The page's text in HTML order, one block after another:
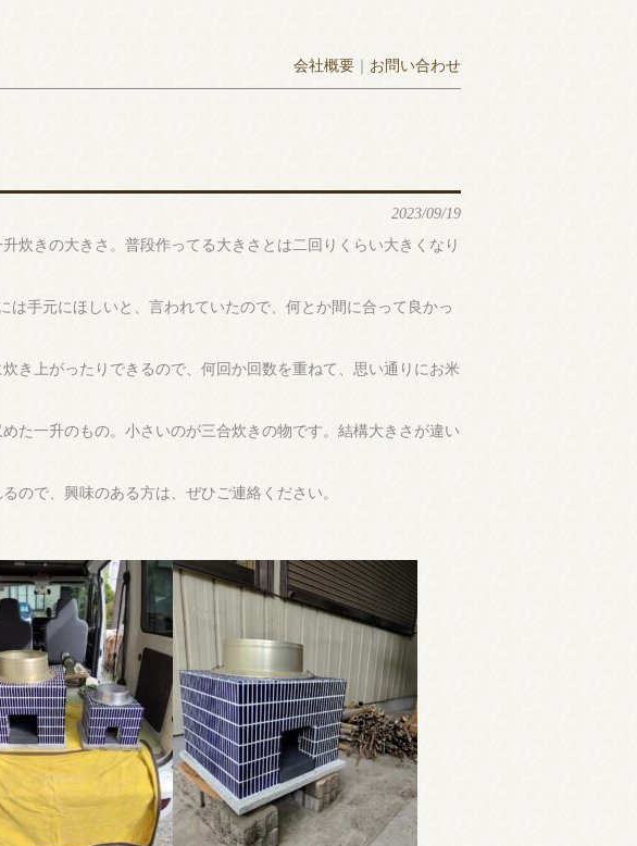
会社概要 ｜ お問い合わせ
2023/09/19
炊きの大きさ。普段作ってる大きさとは二回りくらい大きくなり
は手元にほしいと、言われていたので、何とか間に合って良かっ
き上がったりできるので、何回か回数を重ねて、思い通りにお米
た一升のもの。小さいのが三合炊きの物です。結構大きさが違い
ので、興味のある方は、ぜひご連絡ください。